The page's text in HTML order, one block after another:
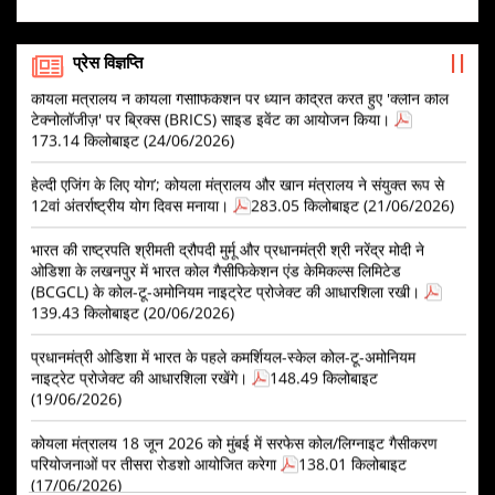
सतह पर मौजूद कोयले/लिग्नाइट के गैसीकरण प्रोजेक्ट्स को बढ़ावा देने की
योजना के लिए प्रोजेक्ट मैनेजमेंट एजेंसी (PMA) को नियुक्त करने हेतु
प्रस्ताव का अनुरोध (RFP)
प्री-एप्लीकेशन कॉन्फ्रेंस के लिए सूचना
203.78 किलोबाइट
(16/07/2026)
जन विश्वास (प्रावधानों में संशोधन) अधिनियम, 2026 के लागू होने के
परिणामस्वरूप नियमों में संशोधन के मसौदे पर परामर्श – इस संबंध में।
1.15 मेगा बाइट (13/07/2026)
कोयला खदान भविष्य निधि और विविध प्रावधान (जुर्माना और अपील का
निर्णय) नियम, 2026 के मसौदे पर हितधारकों के साथ परामर्श - इस संबंध
में।
538.29 किलोबाइट (13/07/2026)
सतह पर कोयला/लिग्नाइट गैसीफिकेशन परियोजनाओं को बढ़ावा देने की
योजना: राउंड-1 आवेदन प्रक्रिया की समय-सीमा - संबंधित।
821.84
किलोबाइट (07/07/2026)
पावर सेक्टर के लिए स्टैंडिंग लिंकेज कमिटी (लॉन्ग-टर्म) - SLC(LT) नंबर
02/2026 की बैठक का विवरण
3.99 मेगा बाइट (06/07/2026)
मई 2026 के महीने के लिए आधार वर्ष 2017-18 (अस्थायी) वाला राष्ट्रीय
प्रेस विज्ञप्ति
कोयला मंत्रालय ने कोयला गैसीफिकेशन पर ध्यान केंद्रित करते हुए 'क्लीन कोल
टेक्नोलॉजीज़' पर ब्रिक्स (BRICS) साइड इवेंट का आयोजन किया।
173.14 किलोबाइट (24/06/2026)
हेल्दी एजिंग के लिए योग’; कोयला मंत्रालय और खान मंत्रालय ने संयुक्त रूप से
12वां अंतर्राष्ट्रीय योग दिवस मनाया।
283.05 किलोबाइट (21/06/2026)
भारत की राष्ट्रपति श्रीमती द्रौपदी मुर्मू और प्रधानमंत्री श्री नरेंद्र मोदी ने
ओडिशा के लखनपुर में भारत कोल गैसीफिकेशन एंड केमिकल्स लिमिटेड
(BCGCL) के कोल-टू-अमोनियम नाइट्रेट प्रोजेक्ट की आधारशिला रखी।
139.43 किलोबाइट (20/06/2026)
प्रधानमंत्री ओडिशा में भारत के पहले कमर्शियल-स्केल कोल-टू-अमोनियम
नाइट्रेट प्रोजेक्ट की आधारशिला रखेंगे।
148.49 किलोबाइट
(19/06/2026)
कोयला मंत्रालय 18 जून 2026 को मुंबई में सरफेस कोल/लिग्नाइट गैसीकरण
परियोजनाओं पर तीसरा रोडशो आयोजित करेगा
138.01 किलोबाइट
(17/06/2026)